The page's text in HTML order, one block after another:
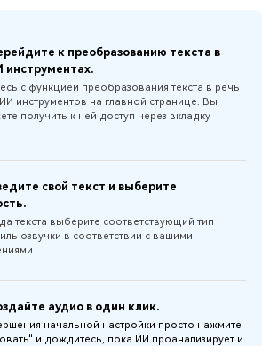
к преобразованию текста в
инструментах.
с функцией преобразования текста в речь
инструментов на главной странице. Вы
получить к ней доступ через вкладку
свой текст и выберите
текста выберите соответствующий тип
озвучки в соответствии с вашими
аудио в один клик.
начальной настройки просто нажмите
и дождитесь, пока ИИ проанализирует и